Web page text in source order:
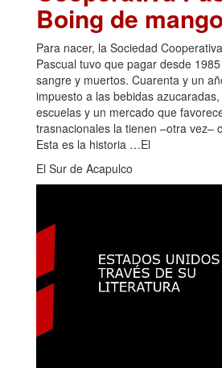
Boing de mango
Para nacer, la Sociedad
Pascual tuvo que pagar desde
sangre y muertos. Cuarenta y un
impuesto a las bebidas
escuelas y un mercado que
trasnacionales la tienen –otra vez–
Esta es la historia …El
El Sur de Acapulco